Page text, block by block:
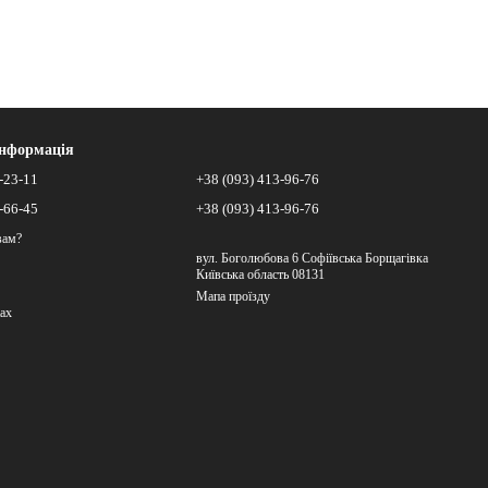
23-11
66-45
+38 (093) 413-96-76
+38 (093) 413-96-76
вул. Боголюбова 6 Софіївська Борщагівка
Київська область 08131
Мапа проїзду